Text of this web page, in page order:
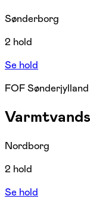
Sønderborg
2 hold
Se hold
FOF Sønderjylland
Nordborg
2 hold
Se hold